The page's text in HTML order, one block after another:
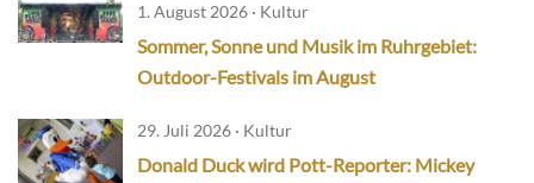
1. August 2026 · Kultur
Sommer, Sonne und Musik im Ruhrgebiet:
Outdoor-Festivals im August
29. Juli 2026 · Kultur
Donald Duck wird Pott-Reporter: Mickey